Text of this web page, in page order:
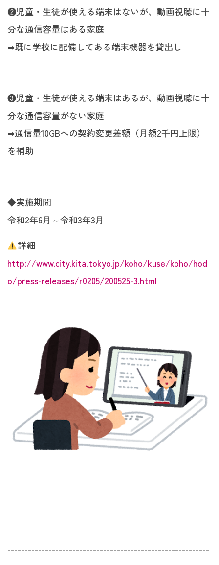
❷児童・生徒が使える端末はないが、動画視聴に十
分な通信容量はある家庭
➡︎既に学校に配備してある端末機器を貸出し
❸児童・生徒が使える端末はあるが、動画視聴に十
分な通信容量がない家庭
➡︎通信量10GBへの契約変更差額（月額2千円上限）
を補助
◆実施期間
令和2年6月～令和3年3月
詳細
http://www.city.kita.tokyo.jp/koho/kuse/koho/hod
o/press-releases/r0205/200525-3.html
-----------------------------------------------------------